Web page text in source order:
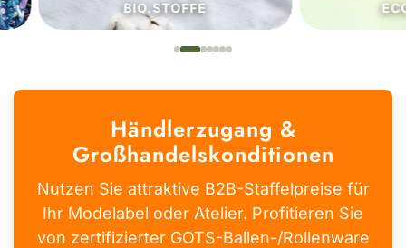
BIO.STOFFE
Händlerzugang &
Großhandelskonditionen
Nutzen Sie attraktive B2B-Staffelpreise für
Ihr Modelabel oder Atelier. Profitieren Sie
von zertifizierter GOTS-Ballen-/Rollenware